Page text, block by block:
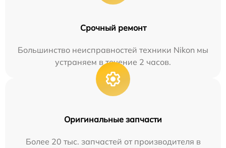
Срочный ремонт
Большинство неисправностей техники Nikon мы
устраняем в течение 2 часов.
Оригинальные запчасти
Более 20 тыс. запчастей от производителя в